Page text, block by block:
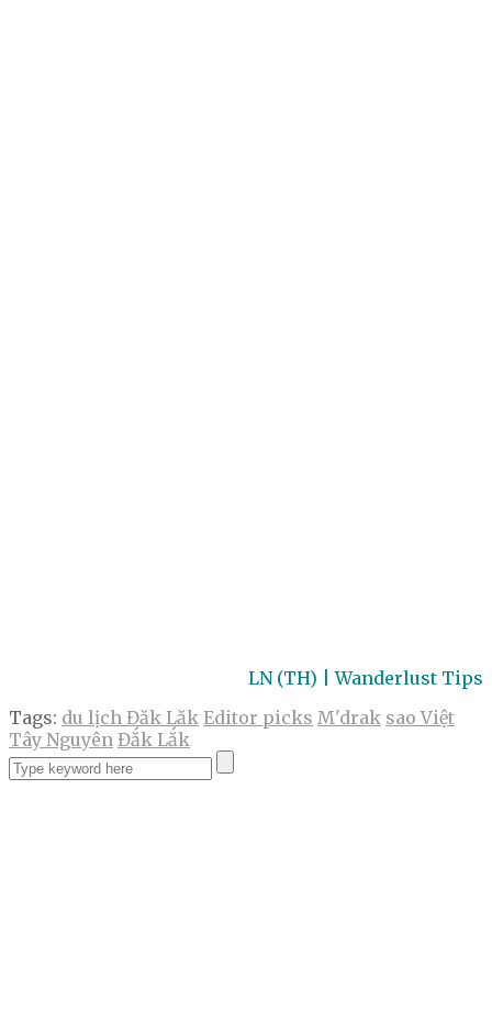
LN (TH) | Wanderlust Tips
Tags: du lịch Đăk Lăk Editor picks M'drak sao Việt
Tây Nguyên Đắk Lắk